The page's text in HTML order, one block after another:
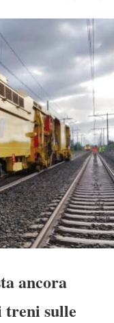
ancora
treni sulle